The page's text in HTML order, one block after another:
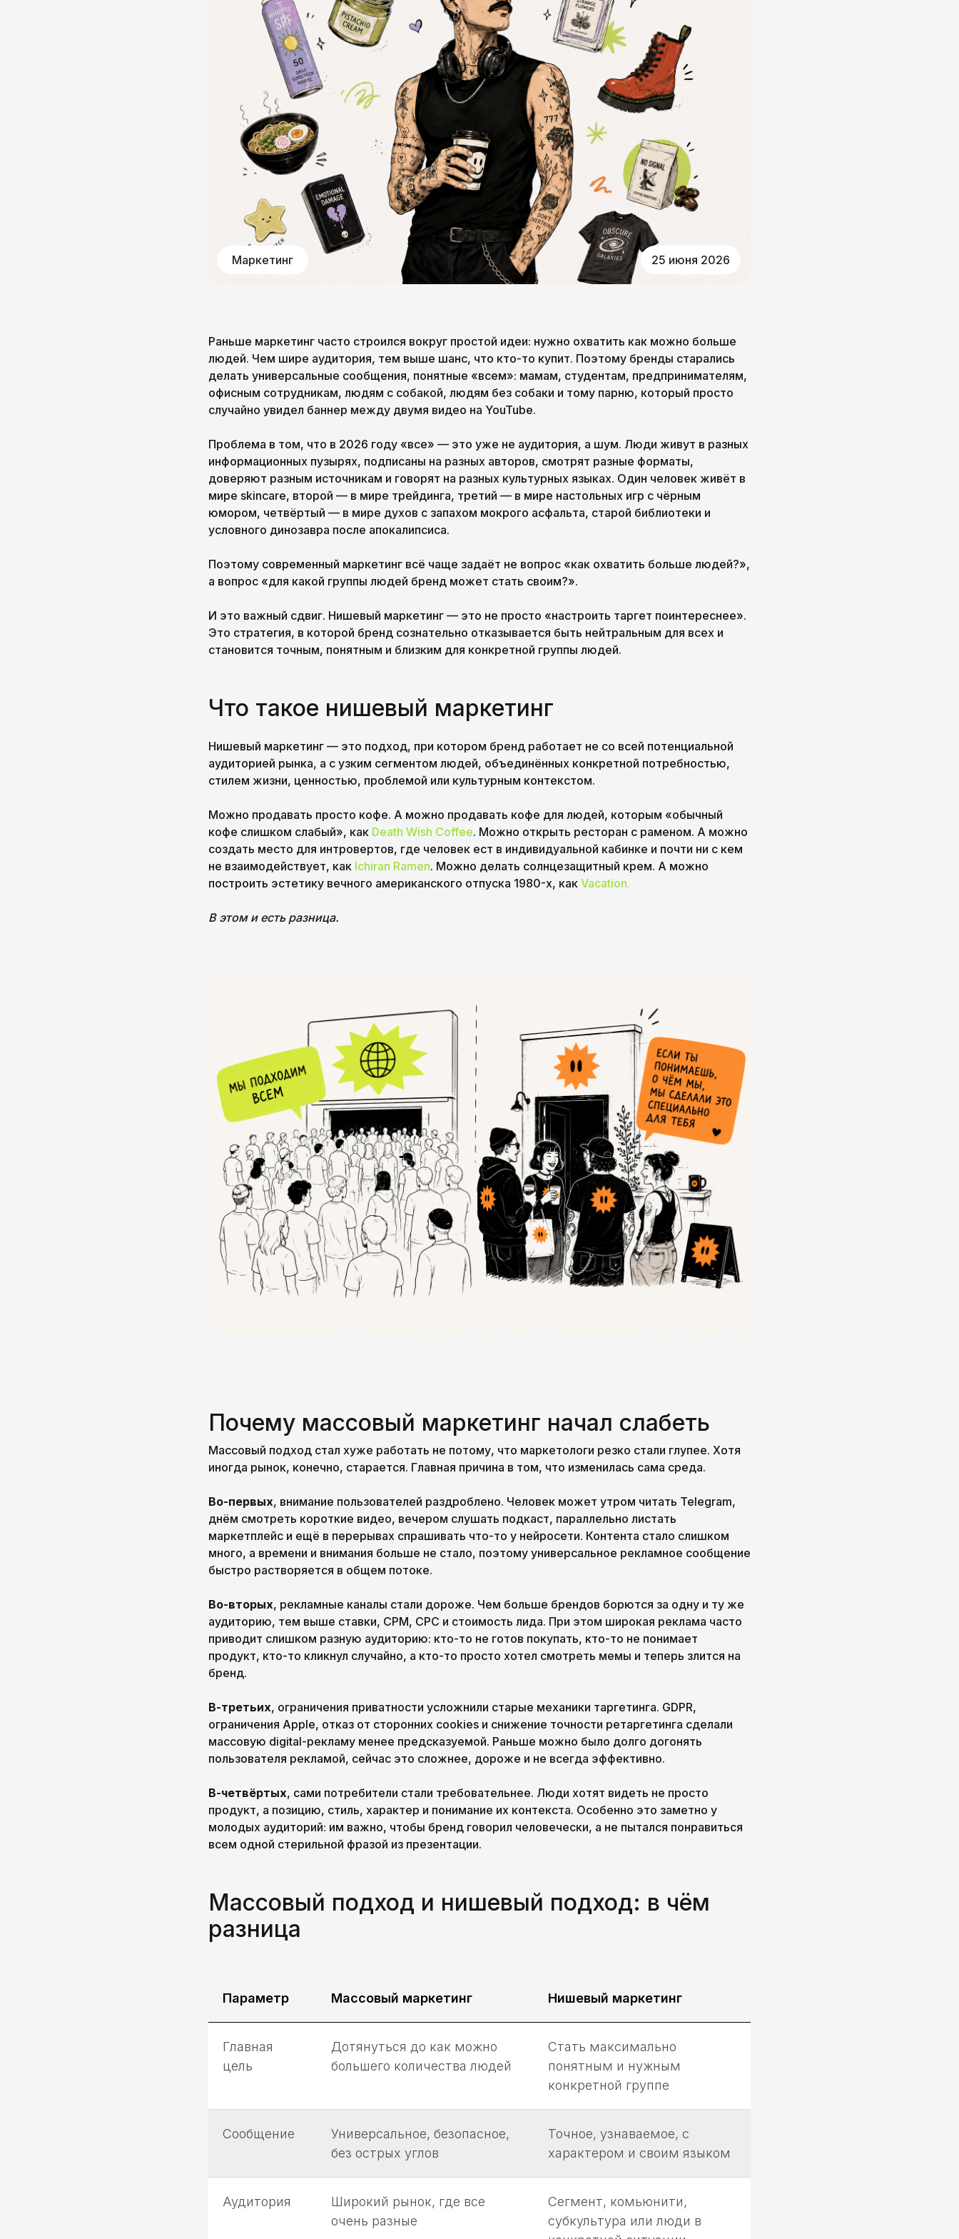
Маркетинг 25 июня 2026
Раньше маркетинг часто строился вокруг простой идеи: нужно охватить как можно больше
людей. Чем шире аудитория, тем выше шанс, что кто-то купит. Поэтому бренды старались
делать универсальные сообщения, понятные «всем»: мамам, студентам, предпринимателям,
офисным сотрудникам, людям с собакой, людям без собаки и тому парню, который просто
случайно увидел баннер между двумя видео на YouTube.
Проблема в том, что в 2026 году «все» — это уже не аудитория, а шум. Люди живут в разных
информационных пузырях, подписаны на разных авторов, смотрят разные форматы,
доверяют разным источникам и говорят на разных культурных языках. Один человек живёт в
мире skincare, второй — в мире трейдинга, третий — в мире настольных игр с чёрным
юмором, четвёртый — в мире духов с запахом мокрого асфальта, старой библиотеки и
условного динозавра после апокалипсиса.
Поэтому современный маркетинг всё чаще задаёт не вопрос «как охватить больше людей?»,
а вопрос «для какой группы людей бренд может стать своим?».
И это важный сдвиг. Нишевый маркетинг — это не просто «настроить таргет поинтереснее».
Это стратегия, в которой бренд сознательно отказывается быть нейтральным для всех и
становится точным, понятным и близким для конкретной группы людей.
Что такое нишевый маркетинг
Нишевый маркетинг — это подход, при котором бренд работает не со всей потенциальной
аудиторией рынка, а с узким сегментом людей, объединённых конкретной потребностью,
стилем жизни, ценностью, проблемой или культурным контекстом.
Можно продавать просто кофе. А можно продавать кофе для людей, которым «обычный
кофе слишком слабый», как Death Wish Coffee. Можно открыть ресторан с раменом. А можно
создать место для интровертов, где человек ест в индивидуальной кабинке и почти ни с кем
не взаимодействует, как Ichiran Ramen. Можно делать солнцезащитный крем. А можно
построить эстетику вечного американского отпуска 1980-х, как Vacation.
В этом и есть разница.
Почему массовый маркетинг начал слабеть
Массовый подход стал хуже работать не потому, что маркетологи резко стали глупее. Хотя
иногда рынок, конечно, старается. Главная причина в том, что изменилась сама среда.
Во-первых, внимание пользователей раздроблено. Человек может утром читать Telegram,
днём смотреть короткие видео, вечером слушать подкаст, параллельно листать
маркетплейс и ещё в перерывах спрашивать что-то у нейросети. Контента стало слишком
много, а времени и внимания больше не стало, поэтому универсальное рекламное сообщение
быстро растворяется в общем потоке.
Во-вторых, рекламные каналы стали дороже. Чем больше брендов борются за одну и ту же
аудиторию, тем выше ставки, CPM, CPC и стоимость лида. При этом широкая реклама часто
приводит слишком разную аудиторию: кто-то не готов покупать, кто-то не понимает
продукт, кто-то кликнул случайно, а кто-то просто хотел смотреть мемы и теперь злится на
бренд.
В-третьих, ограничения приватности усложнили старые механики таргетинга. GDPR,
ограничения Apple, отказ от сторонних cookies и снижение точности ретаргетинга сделали
массовую digital-рекламу менее предсказуемой. Раньше можно было долго догонять
пользователя рекламой, сейчас это сложнее, дороже и не всегда эффективно.
В-четвёртых, сами потребители стали требовательнее. Люди хотят видеть не просто
продукт, а позицию, стиль, характер и понимание их контекста. Особенно это заметно у
молодых аудиторий: им важно, чтобы бренд говорил человечески, а не пытался понравиться
всем одной стерильной фразой из презентации.
Массовый подход и нишевый подход: в чём
разница
Параметр Массовый маркетинг Нишевый маркетинг
Главная
цель
Дотянуться до как можно
большего количества людей
Стать максимально
понятным и нужным
конкретной группе
Сообщение
Универсальное, безопасное,
без острых углов
Точное, узнаваемое, с
характером и своим языком
Аудитория
Широкий рынок, где все
очень разные
Сегмент, комьюнити,
субкультура или люди в